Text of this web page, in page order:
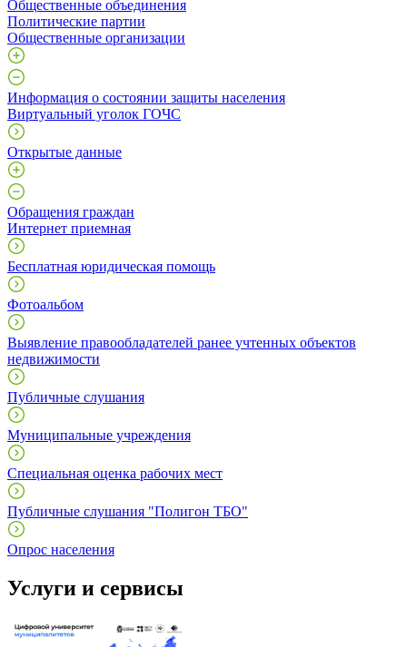
Общественные объединения
Политические партии
Общественные организации
Информация о состоянии защиты населения
Виртуальный уголок ГОЧС
Открытые данные
Обращения граждан
Интернет приемная
Бесплатная юридическая помощь
Фотоальбом
Выявление правообладателей ранее учтенных объектов
недвижимости
Публичные слушания
Муниципальные учреждения
Специальная оценка рабочих мест
Публичные слушания "Полигон ТБО"
Опрос населения
Услуги и сервисы